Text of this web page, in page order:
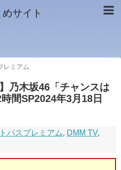
サイト
レミアム
乃木坂46「チャンスは
間SP2024年3月18日
パスプレミアム, DMM TV,